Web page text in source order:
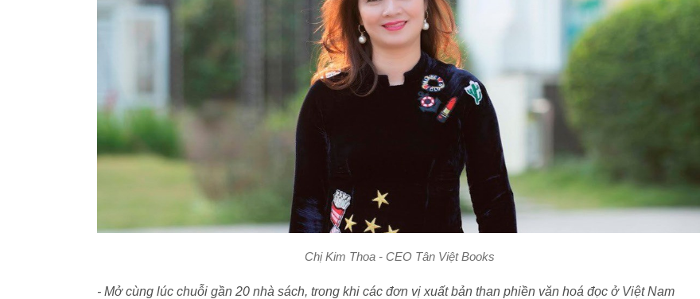
Chị Kim Thoa - CEO Tân Việt Books
- Mở cùng lúc chuỗi gần 20 nhà sách, trong khi các đơn vị xuất bản than phiền văn hoá đọc ở Việt Nam